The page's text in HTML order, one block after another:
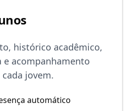
histórico acadêmico,
e acompanhamento
jovem.
automático